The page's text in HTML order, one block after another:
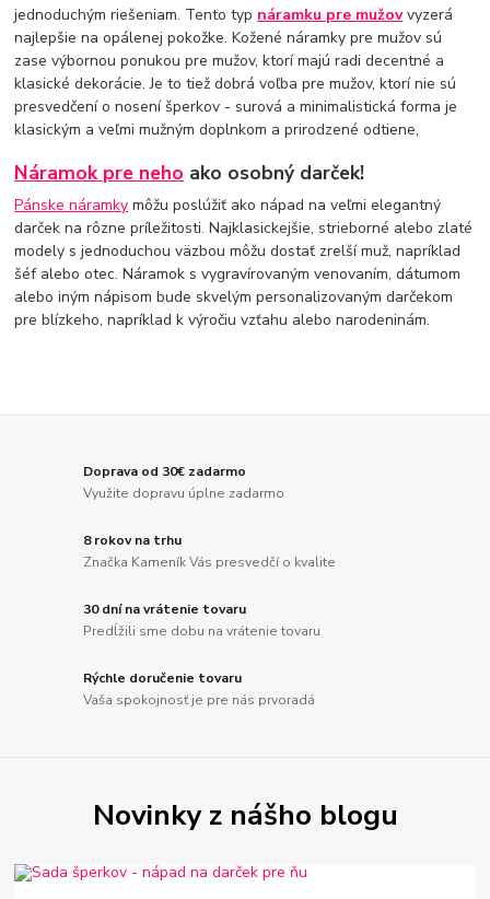
jednoduchým riešeniam. Tento typ náramku pre mužovvyzerá
najlepšie na opálenej pokožke. Kožené náramky pre mužov sú
zase výbornou ponukou pre mužov, ktorí majú radi decentné a
klasické dekorácie. Je to tiež dobrá voľba pre mužov, ktorí nie sú
presvedčení o nosení šperkov - surová a minimalistická forma je
klasickým a veľmi mužným doplnkom a prirodzené odtiene,
Náramok pre neho ako osobný darček!
Pánske náramky môžu poslúžiť ako nápad na veľmi elegantný
darček na rôzne príležitosti. Najklasickejšie, strieborné alebo zlaté
modely s jednoduchou väzbou môžu dostať zrelší muž, napríklad
šéf alebo otec. Náramok s vygravírovaným venovaním, dátumom
alebo iným nápisom bude skvelým personalizovaným darčekom
pre blízkeho, napríklad k výročiu vzťahu alebo narodeninám.
Doprava od 30€ zadarmo
Využite dopravu úplne zadarmo
8 rokov na trhu
Značka Kameník Vás presvedčí o kvalite
30 dní na vrátenie tovaru
Predĺžili sme dobu na vrátenie tovaru
Rýchle doručenie tovaru
Vaša spokojnosť je pre nás prvoradá
Novinky z nášho blogu